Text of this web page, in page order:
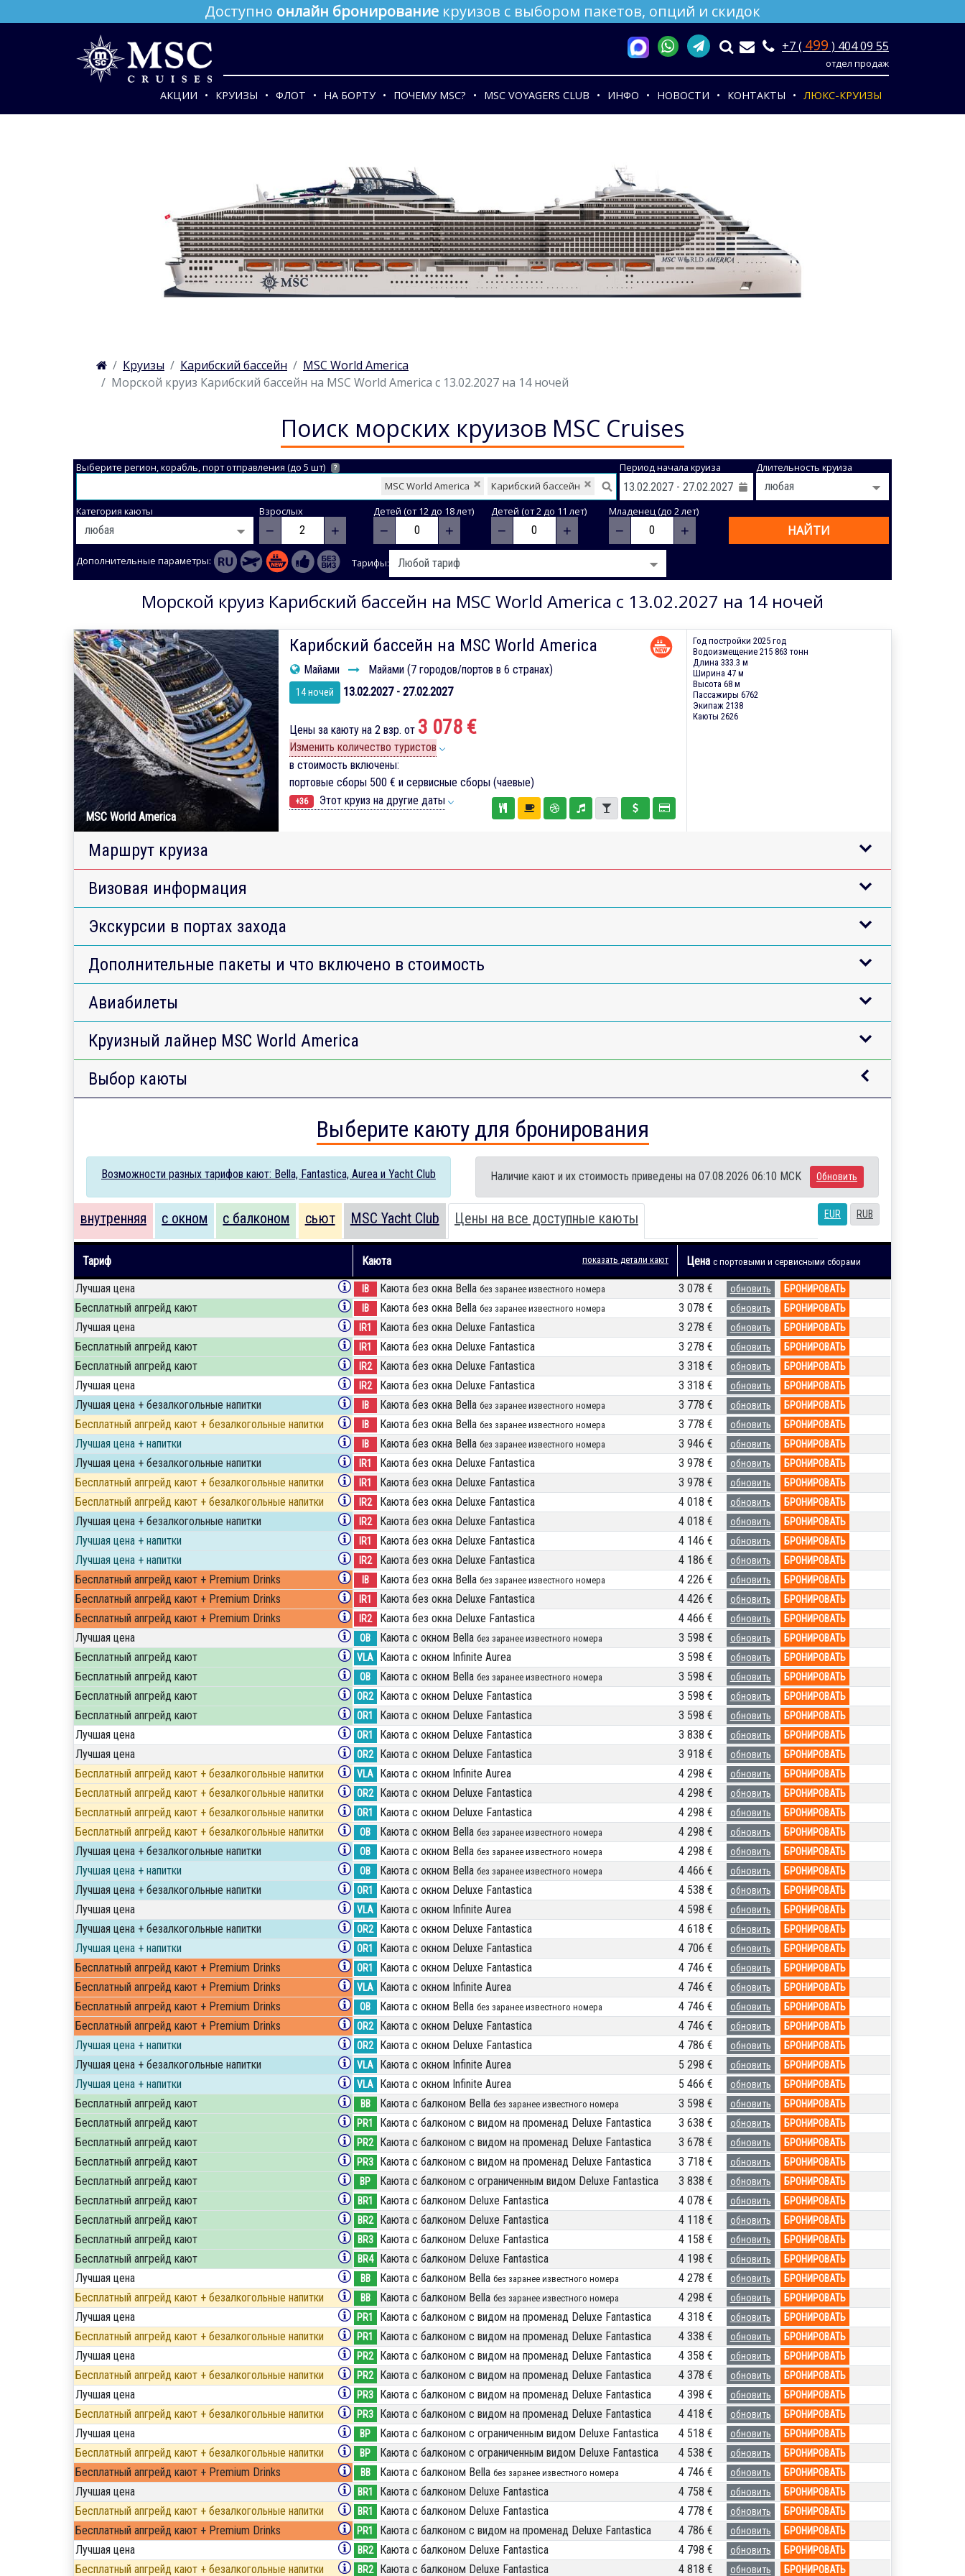
Доступно онлайн бронирование круизов с выбором пакетов, опций и скидок
+7 ( 499 ) 404 09 55
отдел продаж
АКЦИИ КРУИЗЫ ФЛОТ НА БОРТУ ПОЧЕМУ MSC? MSC VOYAGERS CLUB ИНФО НОВОСТИ КОНТАКТЫ ЛЮКС-КРУИЗЫ
Круизы Карибский бассейн
MSC World America
Морской круиз Карибский бассейн на MSC World America с 13.02.2027 на 14 ночей
Поиск морских круизов MSC Cruises
Выберите регион, корабль, порт отправления (до 5 шт) ?
Карибский бассейн
MSC World America
Период начала круиза Длительность круиза
Категория каюты Взрослых
− +
Детей (от 12 до 18 лет)
− +
Детей (от 2 до 11 лет)
− +
Младенец (до 2 лет)
− + НАЙТИ
Дополнительные параметры: Тарифы:
Морской круиз Карибский бассейн на MSC World America с 13.02.2027 на 14 ночей
MSC World America
Карибский бассейн на MSC World America
Майами Майами (7 городов/портов в 6 странах)
14 ночей 13.02.2027 - 27.02.2027
Цены за каюту на 2 взр. от 3 078 €
Изменить количество туристов
в стоимость включены:
портовые сборы 500 € и сервисные сборы (чаевые)
+36 Этот круиз на другие даты
Год постройки 2025 год
Водоизмещение 215 863 тонн
Длина 333.3 м
Ширина 47 м
Высота 68 м
Пассажиры 6762
Экипаж 2138
Каюты 2626
Маршрут круиза
Визовая информация
Экскурсии в портах захода
Дополнительные пакеты и что включено в стоимость
Авиабилеты
Круизный лайнер MSC World America
Выбор каюты
Выберите каюту для бронирования
Возможности разных тарифов кают: Bella, Fantastica, Aurea и Yacht Club Наличие кают и их стоимость приведены на 07.08.2026 06:10 MCK Обновить
EUR RUB
внутренняя с окном с балконом сьют MSC Yacht Club Цены на все доступные каюты
Тариф Каюта показать детали кают Цена с портовыми и сервисными сборами
Лучшая цена IB Каюта без окна Bella без заранее известного номера 3 078 € обновить БРОНИРОВАТЬ
Бесплатный апгрейд кают IB Каюта без окна Bella без заранее известного номера 3 078 € обновить БРОНИРОВАТЬ
Лучшая цена IR1 Каюта без окна Deluxe Fantastica 3 278 € обновить БРОНИРОВАТЬ
Бесплатный апгрейд кают IR1 Каюта без окна Deluxe Fantastica 3 278 € обновить БРОНИРОВАТЬ
Бесплатный апгрейд кают IR2 Каюта без окна Deluxe Fantastica 3 318 € обновить БРОНИРОВАТЬ
Лучшая цена IR2 Каюта без окна Deluxe Fantastica 3 318 € обновить БРОНИРОВАТЬ
Лучшая цена + безалкогольные напитки IB Каюта без окна Bella без заранее известного номера 3 778 € обновить БРОНИРОВАТЬ
Бесплатный апгрейд кают + безалкогольные напитки IB Каюта без окна Bella без заранее известного номера 3 778 € обновить БРОНИРОВАТЬ
Лучшая цена + напитки IB Каюта без окна Bella без заранее известного номера 3 946 € обновить БРОНИРОВАТЬ
Лучшая цена + безалкогольные напитки IR1 Каюта без окна Deluxe Fantastica 3 978 € обновить БРОНИРОВАТЬ
Бесплатный апгрейд кают + безалкогольные напитки IR1 Каюта без окна Deluxe Fantastica 3 978 € обновить БРОНИРОВАТЬ
Бесплатный апгрейд кают + безалкогольные напитки IR2 Каюта без окна Deluxe Fantastica 4 018 € обновить БРОНИРОВАТЬ
Лучшая цена + безалкогольные напитки IR2 Каюта без окна Deluxe Fantastica 4 018 € обновить БРОНИРОВАТЬ
Лучшая цена + напитки IR1 Каюта без окна Deluxe Fantastica 4 146 € обновить БРОНИРОВАТЬ
Лучшая цена + напитки IR2 Каюта без окна Deluxe Fantastica 4 186 € обновить БРОНИРОВАТЬ
Бесплатный апгрейд кают + Premium Drinks IB Каюта без окна Bella без заранее известного номера 4 226 € обновить БРОНИРОВАТЬ
Бесплатный апгрейд кают + Premium Drinks IR1 Каюта без окна Deluxe Fantastica 4 426 € обновить БРОНИРОВАТЬ
Бесплатный апгрейд кают + Premium Drinks IR2 Каюта без окна Deluxe Fantastica 4 466 € обновить БРОНИРОВАТЬ
Лучшая цена OB Каюта с окном Bella без заранее известного номера 3 598 € обновить БРОНИРОВАТЬ
Бесплатный апгрейд кают VLA Каюта с окном Infinite Aurea 3 598 € обновить БРОНИРОВАТЬ
Бесплатный апгрейд кают OB Каюта с окном Bella без заранее известного номера 3 598 € обновить БРОНИРОВАТЬ
Бесплатный апгрейд кают OR2 Каюта с окном Deluxe Fantastica 3 598 € обновить БРОНИРОВАТЬ
Бесплатный апгрейд кают OR1 Каюта с окном Deluxe Fantastica 3 598 € обновить БРОНИРОВАТЬ
Лучшая цена OR1 Каюта с окном Deluxe Fantastica 3 838 € обновить БРОНИРОВАТЬ
Лучшая цена OR2 Каюта с окном Deluxe Fantastica 3 918 € обновить БРОНИРОВАТЬ
Бесплатный апгрейд кают + безалкогольные напитки VLA Каюта с окном Infinite Aurea 4 298 € обновить БРОНИРОВАТЬ
Бесплатный апгрейд кают + безалкогольные напитки OR2 Каюта с окном Deluxe Fantastica 4 298 € обновить БРОНИРОВАТЬ
Бесплатный апгрейд кают + безалкогольные напитки OR1 Каюта с окном Deluxe Fantastica 4 298 € обновить БРОНИРОВАТЬ
Бесплатный апгрейд кают + безалкогольные напитки OB Каюта с окном Bella без заранее известного номера 4 298 € обновить БРОНИРОВАТЬ
Лучшая цена + безалкогольные напитки OB Каюта с окном Bella без заранее известного номера 4 298 € обновить БРОНИРОВАТЬ
Лучшая цена + напитки OB Каюта с окном Bella без заранее известного номера 4 466 € обновить БРОНИРОВАТЬ
Лучшая цена + безалкогольные напитки OR1 Каюта с окном Deluxe Fantastica 4 538 € обновить БРОНИРОВАТЬ
Лучшая цена VLA Каюта с окном Infinite Aurea 4 598 € обновить БРОНИРОВАТЬ
Лучшая цена + безалкогольные напитки OR2 Каюта с окном Deluxe Fantastica 4 618 € обновить БРОНИРОВАТЬ
Лучшая цена + напитки OR1 Каюта с окном Deluxe Fantastica 4 706 € обновить БРОНИРОВАТЬ
Бесплатный апгрейд кают + Premium Drinks OR1 Каюта с окном Deluxe Fantastica 4 746 € обновить БРОНИРОВАТЬ
Бесплатный апгрейд кают + Premium Drinks VLA Каюта с окном Infinite Aurea 4 746 € обновить БРОНИРОВАТЬ
Бесплатный апгрейд кают + Premium Drinks OB Каюта с окном Bella без заранее известного номера 4 746 € обновить БРОНИРОВАТЬ
Бесплатный апгрейд кают + Premium Drinks OR2 Каюта с окном Deluxe Fantastica 4 746 € обновить БРОНИРОВАТЬ
Лучшая цена + напитки OR2 Каюта с окном Deluxe Fantastica 4 786 € обновить БРОНИРОВАТЬ
Лучшая цена + безалкогольные напитки VLA Каюта с окном Infinite Aurea 5 298 € обновить БРОНИРОВАТЬ
Лучшая цена + напитки VLA Каюта с окном Infinite Aurea 5 466 € обновить БРОНИРОВАТЬ
Бесплатный апгрейд кают BB Каюта с балконом Bella без заранее известного номера 3 598 € обновить БРОНИРОВАТЬ
Бесплатный апгрейд кают PR1 Каюта с балконом с видом на променад Deluxe Fantastica 3 638 € обновить БРОНИРОВАТЬ
Бесплатный апгрейд кают PR2 Каюта с балконом с видом на променад Deluxe Fantastica 3 678 € обновить БРОНИРОВАТЬ
Бесплатный апгрейд кают PR3 Каюта с балконом с видом на променад Deluxe Fantastica 3 718 € обновить БРОНИРОВАТЬ
Бесплатный апгрейд кают BP Каюта с балконом c ограниченным видом Deluxe Fantastica 3 838 € обновить БРОНИРОВАТЬ
Бесплатный апгрейд кают BR1 Каюта с балконом Deluxe Fantastica 4 078 € обновить БРОНИРОВАТЬ
Бесплатный апгрейд кают BR2 Каюта с балконом Deluxe Fantastica 4 118 € обновить БРОНИРОВАТЬ
Бесплатный апгрейд кают BR3 Каюта с балконом Deluxe Fantastica 4 158 € обновить БРОНИРОВАТЬ
Бесплатный апгрейд кают BR4 Каюта с балконом Deluxe Fantastica 4 198 € обновить БРОНИРОВАТЬ
Лучшая цена BB Каюта с балконом Bella без заранее известного номера 4 278 € обновить БРОНИРОВАТЬ
Бесплатный апгрейд кают + безалкогольные напитки BB Каюта с балконом Bella без заранее известного номера 4 298 € обновить БРОНИРОВАТЬ
Лучшая цена PR1 Каюта с балконом с видом на променад Deluxe Fantastica 4 318 € обновить БРОНИРОВАТЬ
Бесплатный апгрейд кают + безалкогольные напитки PR1 Каюта с балконом с видом на променад Deluxe Fantastica 4 338 € обновить БРОНИРОВАТЬ
Лучшая цена PR2 Каюта с балконом с видом на променад Deluxe Fantastica 4 358 € обновить БРОНИРОВАТЬ
Бесплатный апгрейд кают + безалкогольные напитки PR2 Каюта с балконом с видом на променад Deluxe Fantastica 4 378 € обновить БРОНИРОВАТЬ
Лучшая цена PR3 Каюта с балконом с видом на променад Deluxe Fantastica 4 398 € обновить БРОНИРОВАТЬ
Бесплатный апгрейд кают + безалкогольные напитки PR3 Каюта с балконом с видом на променад Deluxe Fantastica 4 418 € обновить БРОНИРОВАТЬ
Лучшая цена BP Каюта с балконом c ограниченным видом Deluxe Fantastica 4 518 € обновить БРОНИРОВАТЬ
Бесплатный апгрейд кают + безалкогольные напитки BP Каюта с балконом c ограниченным видом Deluxe Fantastica 4 538 € обновить БРОНИРОВАТЬ
Бесплатный апгрейд кают + Premium Drinks BB Каюта с балконом Bella без заранее известного номера 4 746 € обновить БРОНИРОВАТЬ
Лучшая цена BR1 Каюта с балконом Deluxe Fantastica 4 758 € обновить БРОНИРОВАТЬ
Бесплатный апгрейд кают + безалкогольные напитки BR1 Каюта с балконом Deluxe Fantastica 4 778 € обновить БРОНИРОВАТЬ
Бесплатный апгрейд кают + Premium Drinks PR1 Каюта с балконом с видом на променад Deluxe Fantastica 4 786 € обновить БРОНИРОВАТЬ
Лучшая цена BR2 Каюта с балконом Deluxe Fantastica 4 798 € обновить БРОНИРОВАТЬ
Бесплатный апгрейд кают + безалкогольные напитки BR2 Каюта с балконом Deluxe Fantastica 4 818 € обновить БРОНИРОВАТЬ